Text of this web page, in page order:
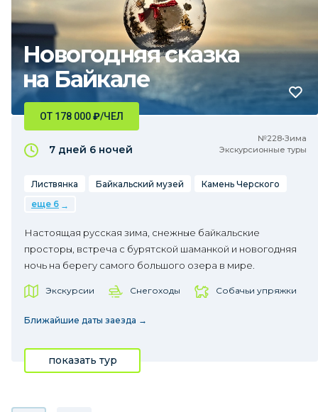
Новогодняя сказка
на Байкале
№228•Зима
Экскурсионные туры
ОТ 178 000₽/ЧЕЛ
7 дней 6 ночей
Листвянка Байкальский музей
Камень Черского
еще 6
Настоящая русская зима, снежные байкальские
просторы, встреча с бурятской шаманкой и новогодняя
ночь на берегу самого большого озера в мире.
Экскурсии Снегоходы Собачьи упряжки
Ближайшие даты заезда →
показать тур